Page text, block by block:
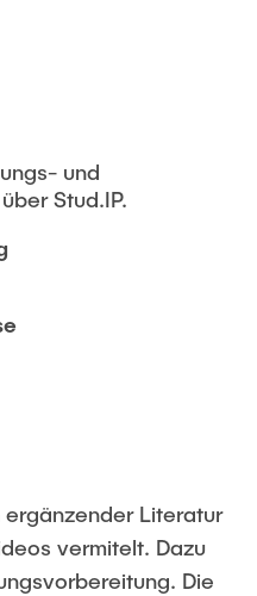
und
Stud.IP.
Literatur
vermitelt. Dazu
Die